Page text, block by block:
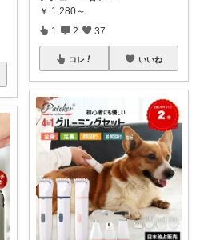
￥ 1,280～
1 2 37
コレ いいね